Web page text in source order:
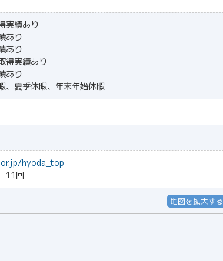
実績あり
あり
あり
得実績あり
あり
、夏季休暇、年末年始休暇
hyoda_top
11回
地図を拡大する